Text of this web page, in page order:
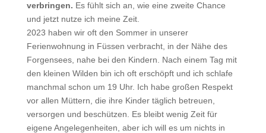
verbringen. Es fühlt sich an, wie eine zweite Chance
und jetzt nutze ich meine Zeit.
2023 haben wir oft den Sommer in unserer
Ferienwohnung in Füssen verbracht, in der Nähe des
Forgensees, nahe bei den Kindern. Nach einem Tag mit
den kleinen Wilden bin ich oft erschöpft und ich schlafe
manchmal schon um 19 Uhr. Ich habe großen Respekt
vor allen Müttern, die ihre Kinder täglich betreuen,
versorgen und beschützen. Es bleibt wenig Zeit für
eigene Angelegenheiten, aber ich will es um nichts in